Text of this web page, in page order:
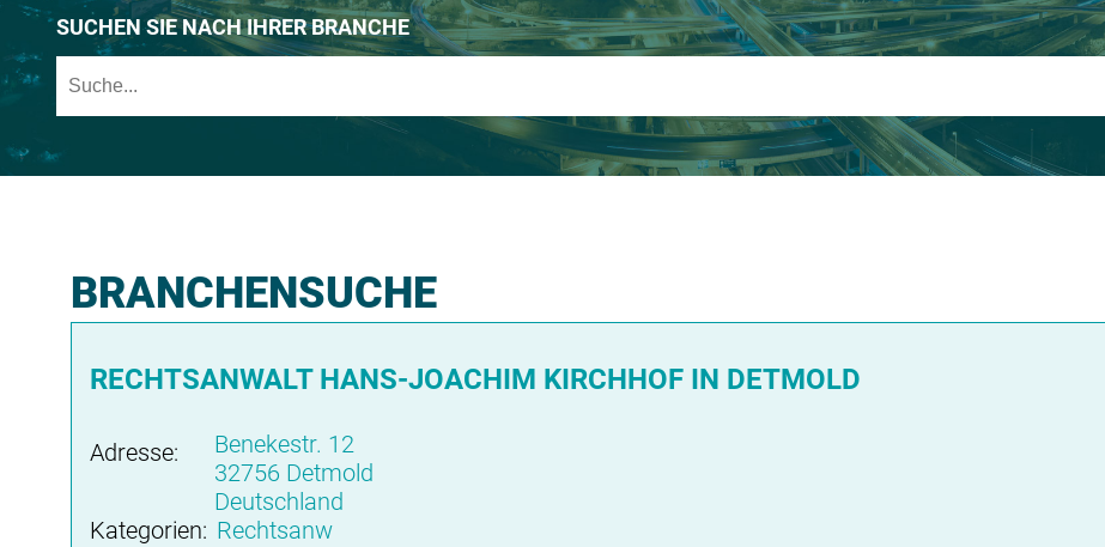
SUCHEN SIE NACH IHRER BRANCHE
BRANCHENSUCHE
RECHTSANWALT HANS-JOACHIM KIRCHHOF IN DETMOLD
Adresse:
Benekestr. 12
32756 Detmold
Deutschland
Kategorien: Rechtsanw